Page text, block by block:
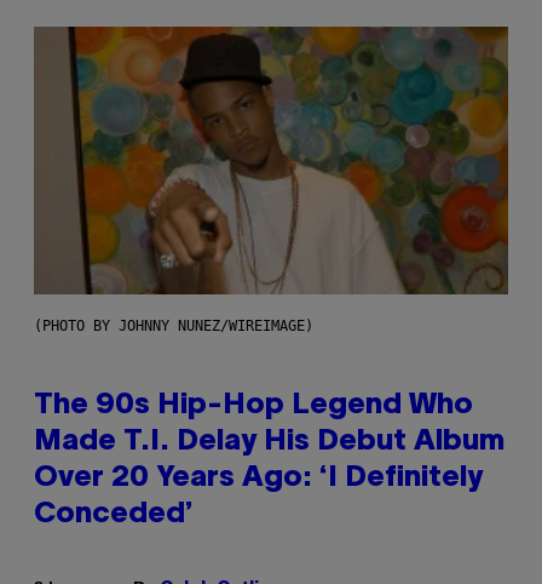
(PHOTO BY JOHNNY NUNEZ/WIREIMAGE)
The 90s Hip-Hop Legend Who
Made T.I. Delay His Debut Album
Over 20 Years Ago: ‘I Definitely
Conceded’